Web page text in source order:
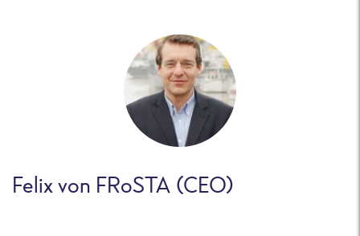
Felix von FRoSTA (CEO)